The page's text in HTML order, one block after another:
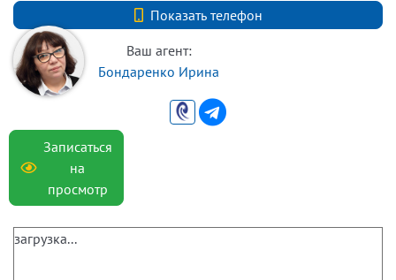
Показать телефон
+7 (931) 204-95-65
Ваш агент:
Бондаренко Ирина
Записаться
на
просмотр
загрузка...